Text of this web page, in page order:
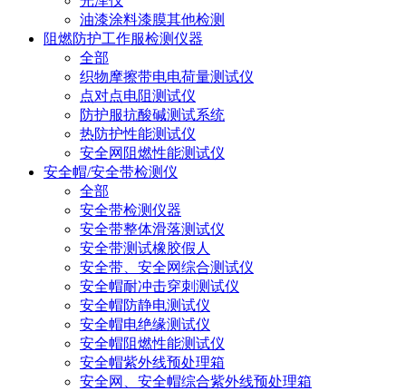
油漆涂料漆膜其他检测
阻燃防护工作服检测仪器
全部
织物摩擦带电电荷量测试仪
点对点电阻测试仪
防护服抗酸碱测试系统
热防护性能测试仪
安全网阻燃性能测试仪
安全帽/安全带检测仪
全部
安全带检测仪器
安全带整体滑落测试仪
安全带测试橡胶假人
安全带、安全网综合测试仪
安全帽耐冲击穿刺测试仪
安全帽防静电测试仪
安全帽电绝缘测试仪
安全帽阻燃性能测试仪
安全帽紫外线预处理箱
安全网、安全帽综合紫外线预处理箱